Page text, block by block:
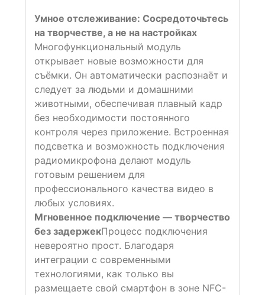
Умное отслеживание: Сосредоточьтесь
на творчестве, а не на настройках
Многофункциональный модуль
открывает новые возможности для
съёмки. Он автоматически распознаёт и
следует за людьми и домашними
животными, обеспечивая плавный кадр
без необходимости постоянного
контроля через приложение. Встроенная
подсветка и возможность подключения
радиомикрофона делают модуль
готовым решением для
профессионального качества видео в
любых условиях.
Мгновенное подключение — творчество
без задержекПроцесс подключения
невероятно прост. Благодаря
интеграции с современными
технологиями, как только вы
размещаете свой смартфон в зоне NFC-